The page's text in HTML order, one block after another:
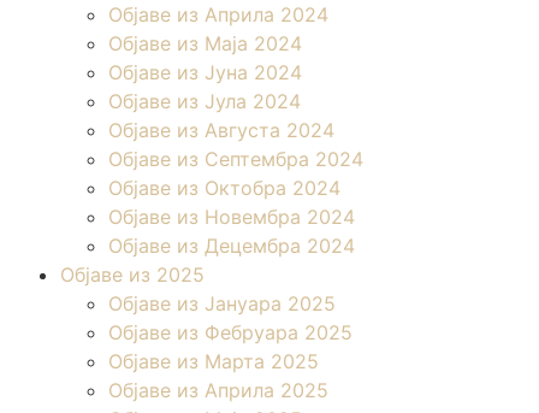
Објаве из Априла 2024
Објаве из Маја 2024
Објаве из Јуна 2024
Објаве из Јула 2024
Објаве из Августа 2024
Објаве из Септембра 2024
Објаве из Октобра 2024
Објаве из Новембра 2024
Објаве из Децембра 2024
Објаве из 2025
Објаве из Јануара 2025
Објаве из Фебруара 2025
Објаве из Марта 2025
Објаве из Априла 2025